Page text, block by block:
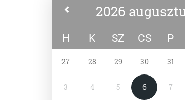
2026
H K SZ CS P
27 28 29 30 31
3 4 5 6 7